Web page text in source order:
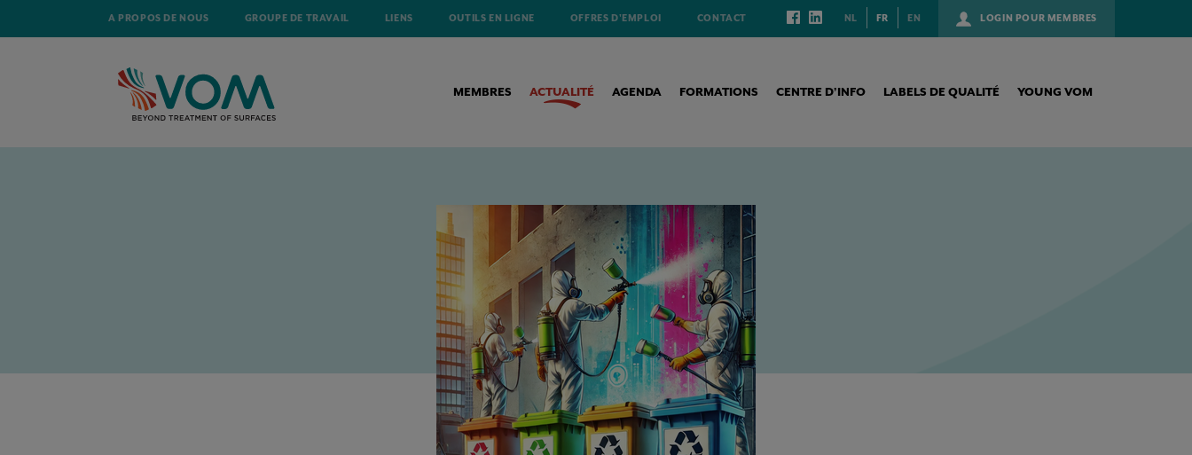
A PROPOS DE NOUS GROUPE DE TRAVAIL LIENS OUTILS EN LIGNE OFFRES D'EMPLOI CONTACT LOGIN POUR MEMBRES
NL FR EN
MEMBRES ACTUALITÉ AGENDA FORMATIONS CENTRE D’INFO LABELS DE QUALITÉ YOUNG VOM
ACCUEIL ACTUALITÉ COMMENT TRIER ET GÉRER LES DÉCHETS DUS À VOS TRAVAUX DE PEINTURE ?